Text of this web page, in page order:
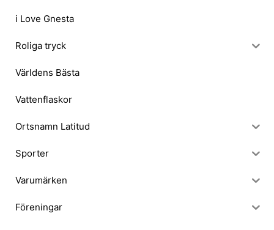
i Love Gnesta
Roliga tryck
Världens Bästa
Vattenflaskor
Ortsnamn Latitud
Sporter
Varumärken
Föreningar